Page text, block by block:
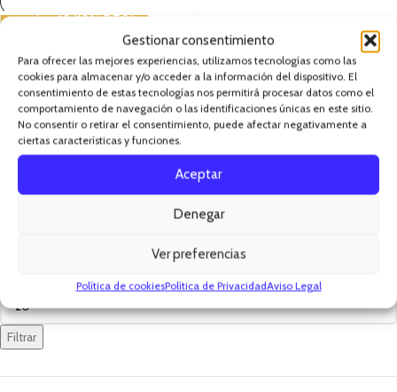
Gestionar consentimiento
Para ofrecer las mejores experiencias, utilizamos tecnologías como las
cookies para almacenar y/o acceder a la información del dispositivo. El
consentimiento de estas tecnologías nos permitirá procesar datos como el
comportamiento de navegación o las identificaciones únicas en este sitio.
No consentir o retirar el consentimiento, puede afectar negativamente a
ciertas características y funciones.
Aceptar
Denegar
Ver preferencias
Política de cookiesPolítica de PrivacidadAviso Legal
Filtrar
american10 (10% DTO)
Zm+B6 90 caps. American
Nutrition
AMERICAN NUTRITION
15,00€
AÑADIR AL CARRITO